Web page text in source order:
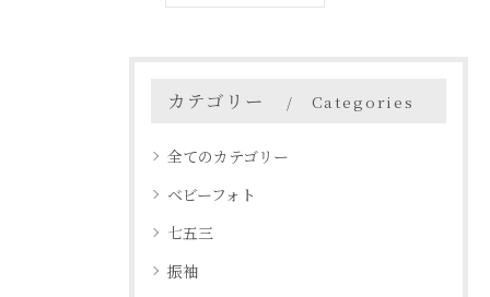
カテゴリー Categories
全てのカテゴリー
ベビーフォト
七五三
振袖